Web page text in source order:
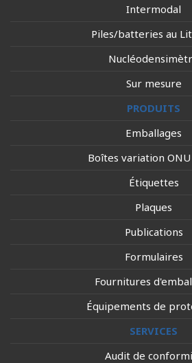
Intermodal
Piles/batteries au
Sur mesure
PRODUITS
Emballages
Boîtes variation ONU
Étiquettes
Plaques
Publications
Formulaires
Fournitures
Équipements de
SERVICES
Audit de